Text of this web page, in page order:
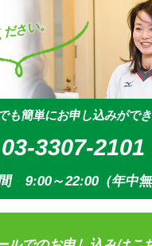
さい。
も簡単にお申し込みがで
03-3307-2101
9:00～22:00（年中無